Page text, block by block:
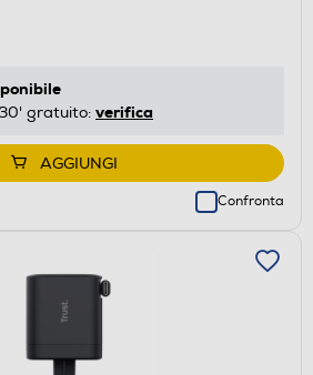
gratuito: verifica
AGGIUNGI
Confronta